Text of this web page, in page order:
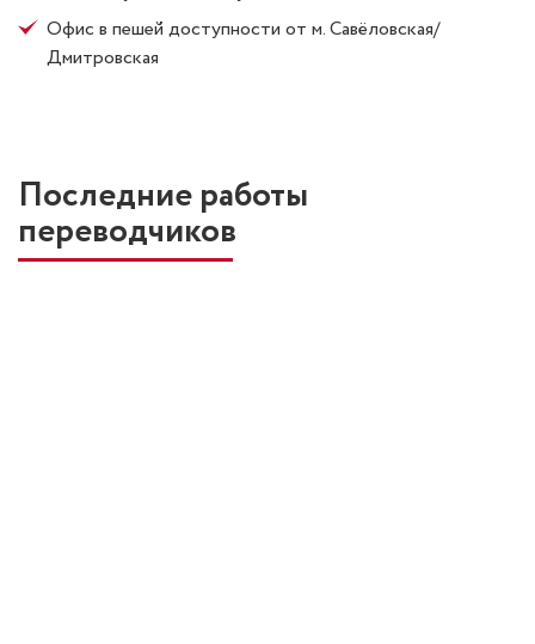
Офис в пешей доступности от м. Савёловская/
Дмитровская
Последние работы
переводчиков